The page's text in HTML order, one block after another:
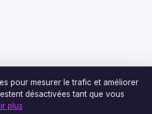
pour mesurer le trafic et améliorer
désactivées tant que vous
plus